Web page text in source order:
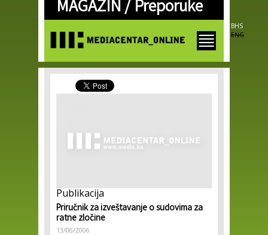
Skip to
main
MAGAZIN /Preporuke
BHS
ENG
Publikacija
Priručnik za izveštavanje o sudovima za
ratne zločine
13/06/2006